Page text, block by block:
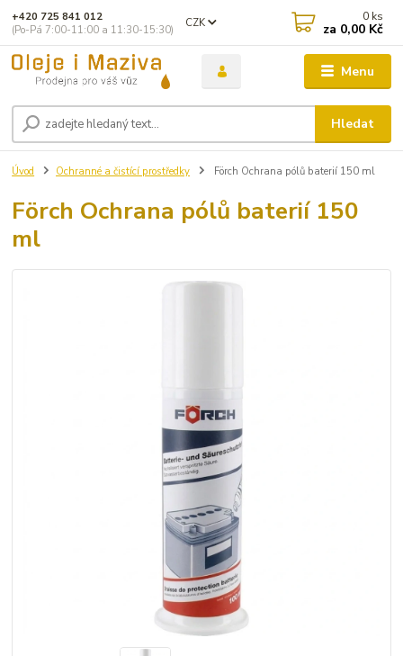
Menu
CZK
Hledat
+420 725 841 012
(Po-Pá 7:00-11:00 a 11:30-15:30)
0 ks
za 0,00 Kč
Úvod Ochranné a čistící prostředky Förch Ochrana pólů baterií 150 ml
Förch Ochrana pólů baterií 150
ml